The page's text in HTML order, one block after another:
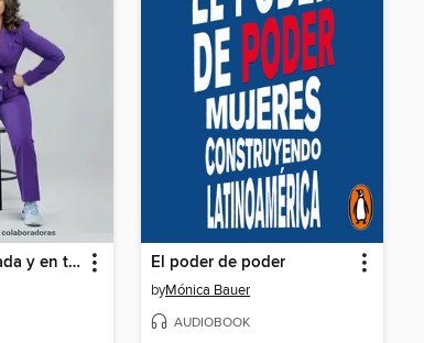
Mujer empoderada y en tenis El poder de poder
byMónica Bauer
AUDIOBOOK